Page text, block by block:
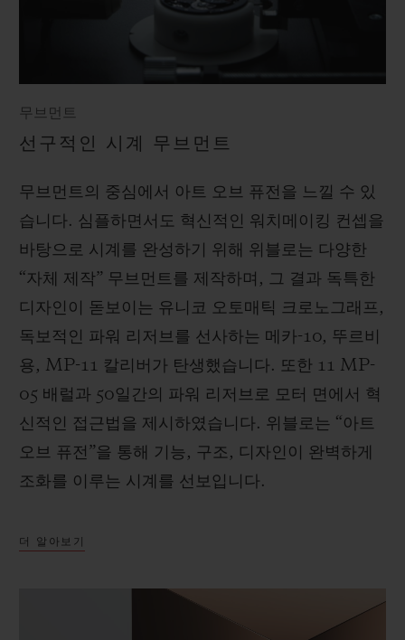
무브먼트
선구적인 시계 무브먼트
무브먼트의 중심에서 아트 오브 퓨전을 느낄 수 있
습니다. 심플하면서도 혁신적인 워치메이킹 컨셉을
바탕으로 시계를 완성하기 위해 위블로는 다양한
“자체 제작” 무브먼트를 제작하며, 그 결과 독특한
디자인이 돋보이는 유니코 오토매틱 크로노그래프,
독보적인 파워 리저브를 선사하는 메카-10, 뚜르비
용, MP-11 칼리버가 탄생했습니다. 또한 11 MP-
05 배럴과 50일간의 파워 리저브로 모터 면에서 혁
신적인 접근법을 제시하였습니다. 위블로는 “아트
오브 퓨전”을 통해 기능, 구조, 디자인이 완벽하게
조화를 이루는 시계를 선보입니다.
더 알아보기